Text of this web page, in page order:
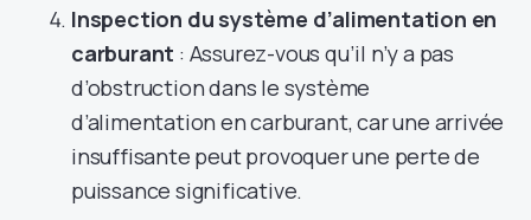
Inspection du système d’alimentation en
carburant : Assurez-vous qu’il n’y a pas
d’obstruction dans le système
d’alimentation en carburant, car une arrivée
insuffisante peut provoquer une perte de
puissance significative.